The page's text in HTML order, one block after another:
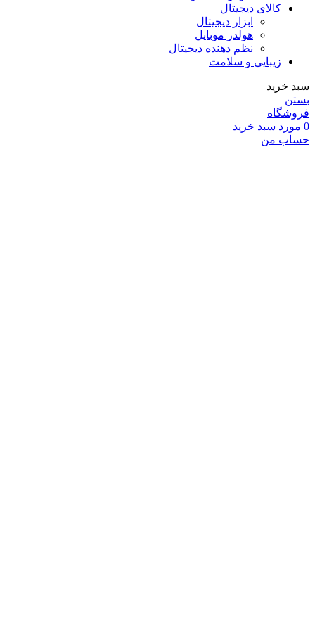
کالای دیجیتال
ابزار دیجیتال
هولدر موبایل
نظم دهنده دیجیتال
زیبایی و سلامت
سبد خرید
بستن
فروشگاه
0 مورد سبد خرید
حساب من